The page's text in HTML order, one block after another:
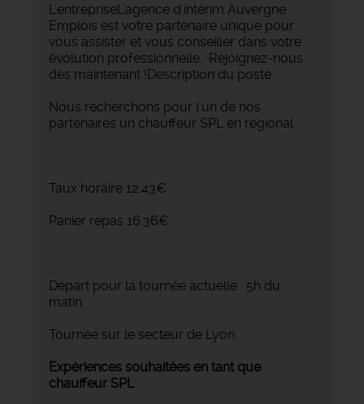
L'entrepriseL'agence d'intérim Auvergne
Emplois est votre partenaire unique pour
vous assister et vous conseiller dans votre
évolution professionnelle. Rejoignez-nous
dès maintenant !Description du poste
Nous recherchons pour l'un de nos
partenaires un chauffeur SPL en régional
Taux horaire 12.43€
Panier repas 16.36€
Départ pour la tournée actuelle : 5h du
matin
Tournée sur le secteur de Lyon.
Expèriences souhaitées en tant que
chauffeur SPL